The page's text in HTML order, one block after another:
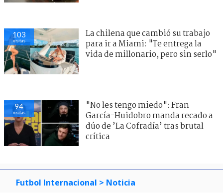
103
visitas
La chilena que cambió su trabajo
para ir a Miami: "Te entrega la
vida de millonario, pero sin serlo"
94
visitas
"No les tengo miedo": Fran
García-Huidobro manda recado a
dúo de ’La Cofradía’ tras brutal
crítica
Futbol Internacional > Noticia